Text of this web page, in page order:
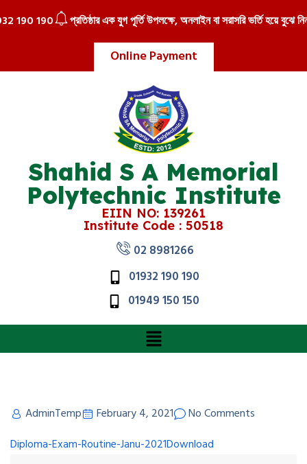
Online Payment
190 প্রতিষ্ঠার এক যুগ পূর্তি উপলক্ষে, অনলাইন বা সরাসরি ভর্তি হয়ে বুঝে
Shahid S A Memorial
Polytechnic Institute
EIIN NO: 139261
Institute Code : 50518
02 8981266
01932 190 190
01949 150 150
AdminTemp February 4, 2021
No Comments
Diploma-Exam-Routine-Janu-2021Download